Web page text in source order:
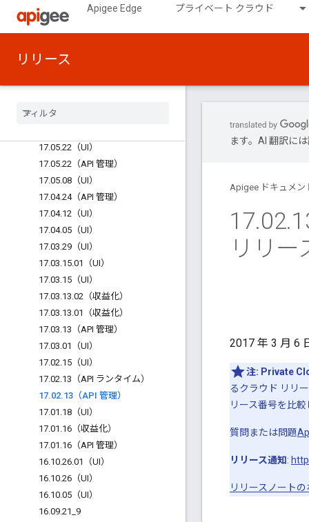
Apigee Edge プライベート クラウド
リリース
17.08.02（UI）
17.07.31（収益化）
17.07.17（API 管理 / ランタイム）
17.06
17.05.22（UI）
17.05.22（API 管理）
17.05.08（UI）
17.04.24（API 管理）
17.04.12（UI）
17.04.05（UI）
17.03.29（UI）
17.03.15.01（UI）
17.03.15（UI）
17.03.13.02（収益化）
17.03.13.01（収益化）
17.03.13（API 管理）
17.03.01（UI）
17.02.15（UI）
17.02.13（API ランタイム）
17.02.13（API 管理）
17.01 .18（UI）
17.01 .16（収益化）
17.01 .16（API 管理）
16.10.26.01（UI）
16.10.26（UI）
16.10.05（UI）
16.09.21 9
ます。AI 翻訳に
Apigee ドキュメン
17.02.
リリー
2017 年 3 月 6
注: Private
るクラウド リリ
リース番号を比
質問または問題
リリース通知:
リリースノート